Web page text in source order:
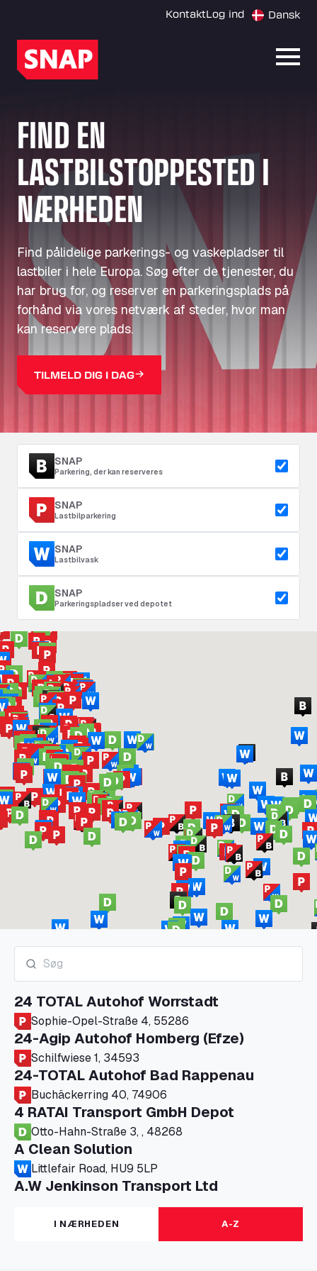
KontaktLog ind Dansk
FIND EN
LASTBILSTOPPESTED I
NÆRHEDEN
Find pålidelige parkerings- og vaskepladser til
lastbiler i hele Europa. Søg efter de tjenester, du
har brug for, og reserver en parkeringsplads på
forhånd via vores netværk af steder, hvor man
kan reservere plads.
TILMELD DIG I DAG
SNAP
Parkering, der kan reserveres
SNAP
Lastbilparkering
SNAP
Lastbilvask
SNAP
Parkeringspladser ved depotet
24 TOTAL Autohof Worrstadt
Sophie-Opel-Straße 4, 55286
24-Agip Autohof Homberg (Efze)
Schilfwiese 1, 34593
24-TOTAL Autohof Bad Rappenau
Buchäckerring 40, 74906
4 RATAI Transport GmbH Depot
Otto-Hahn-Straße 3, , 48268
A Clean Solution
Littlefair Road, HU9 5LP
A.W Jenkinson Transport Ltd
Progress House, ME11 5GA
A+G Nettetal - Depot Parking
Am Panneschopp 7, 41334
I NÆRHEDEN A-Z